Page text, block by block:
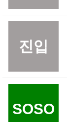
진입
SOSO